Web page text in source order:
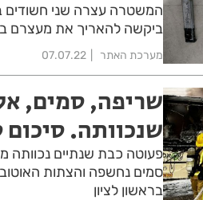
המשטרה עצרה שני
ביקשה להאריך את מעצרם
מערכת האתר 07.07.22
שריפה, סמים,
שנכוותה.
פעוטה כבת שנתיים נכוותה
סמים נחשפה והצתות
בראשון לציון